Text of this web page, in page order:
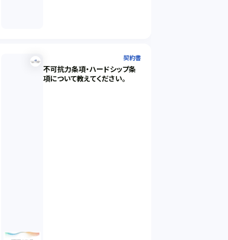
契約書
不可抗力条項・ハードシップ条
項について教えてください。